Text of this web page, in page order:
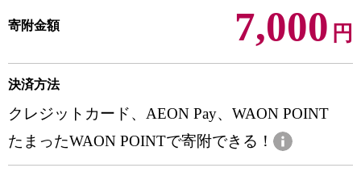
寄附金額 7,000 円
決済方法
クレジットカード、AEON Pay、WAON POINT
たまったWAON POINTで寄附できる！